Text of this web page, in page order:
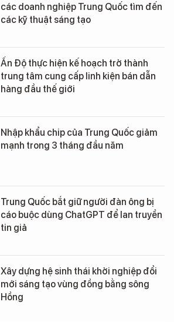
các doanh nghiệp Trung Quốc tìm đến
các kỹ thuật sáng tạo
Ấn Độ thực hiện kế hoạch trở thành
trung tâm cung cấp linh kiện bán dẫn
hàng đầu thế giới
Nhập khẩu chip của Trung Quốc giảm
mạnh trong 3 tháng đầu năm
Trung Quốc bắt giữ người đàn ông bị
cáo buộc dùng ChatGPT để lan truyền
tin giả
Xây dựng hệ sinh thái khởi nghiệp đổi
mới sáng tạo vùng đồng bằng sông
Hồng